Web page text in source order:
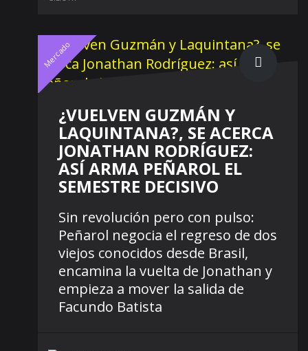
Mercado
¿VUELVEN GUZMÁN Y
LAQUINTANA?, SE ACERCA
JONATHAN RODRÍGUEZ:
ASÍ ARMA PEÑAROL EL
SEMESTRE DECISIVO
Sin revolución pero con pulso:
Peñarol negocia el regreso de dos
viejos conocidos desde Brasil,
encamina la vuelta de Jonathan y
empieza a mover la salida de
Facundo Batista